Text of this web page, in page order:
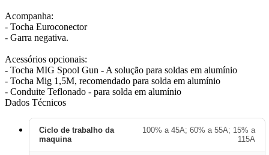
Acompanha:
- Tocha Euroconector
- Garra negativa.
Acessórios opcionais:
- Tocha MIG Spool Gun - A solução para soldas em alumínio
- Tocha Mig 1,5M, recomendado para solda em alumínio
- Conduite Teflonado - para solda em alumínio
Dados Técnicos
Ciclo de trabalho da
maquina
100% a 45A; 60% a 55A; 15% a
115A